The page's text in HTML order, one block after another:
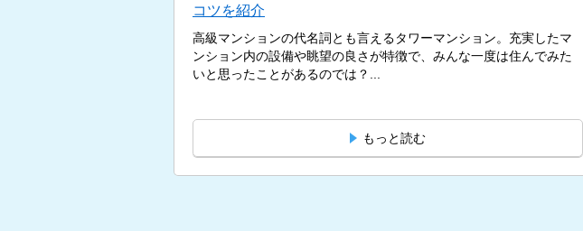
コツを紹介
高級マンションの代名詞とも言えるタワーマンション。充実したマ
ンション内の設備や眺望の良さが特徴で、みんな一度は住んでみた
いと思ったことがあるのでは？...
もっと読む